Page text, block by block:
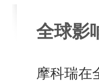
全球影
摩科瑞在